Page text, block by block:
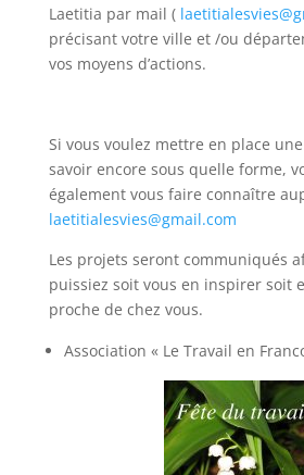
Laetitia par mail (
précisant votre ville et /ou
vos moyens d’actions.
Si vous voulez mettre en place
savoir encore sous quelle forme,
également vous faire connaître
laetitialesvies@gmail.com
Les projets seront communiqués
puissiez soit vous en inspirer soit
proche de chez vous.
Association « Le Travail en